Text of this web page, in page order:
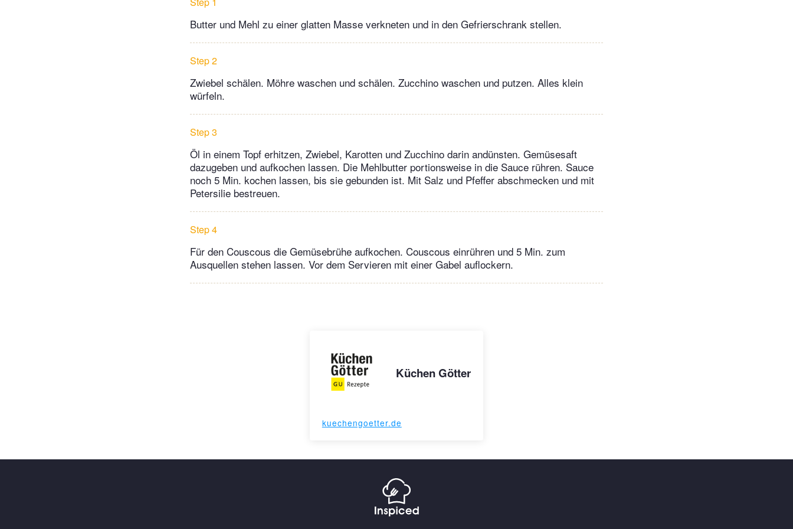
Butter und Mehl zu einer glatten Masse verkneten und in den Gefrierschrank stellen.
Step 2
Zwiebel schälen. Möhre waschen und schälen. Zucchino waschen und putzen. Alles klein
würfeln.
Step 3
Öl in einem Topf erhitzen, Zwiebel, Karotten und Zucchino darin andünsten. Gemüsesaft
dazugeben und aufkochen lassen. Die Mehlbutter portionsweise in die Sauce rühren. Sauce
noch 5 Min. kochen lassen, bis sie gebunden ist. Mit Salz und Pfeffer abschmecken und mit
Petersilie bestreuen.
Step 4
Für den Couscous die Gemüsebrühe aufkochen. Couscous einrühren und 5 Min. zum
Ausquellen stehen lassen. Vor dem Servieren mit einer Gabel auflockern.
Küchen Götter
kuechengoetter.de